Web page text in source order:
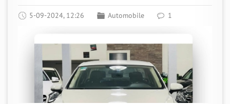
5-09-2024, 12:26 Automobile 1